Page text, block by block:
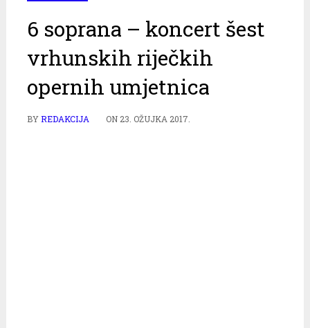
6 soprana – koncert šest
vrhunskih riječkih
opernih umjetnica
BYREDAKCIJA ON 23. OŽUJKA 2017.